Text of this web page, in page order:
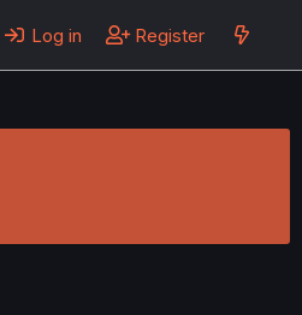
Log in Register